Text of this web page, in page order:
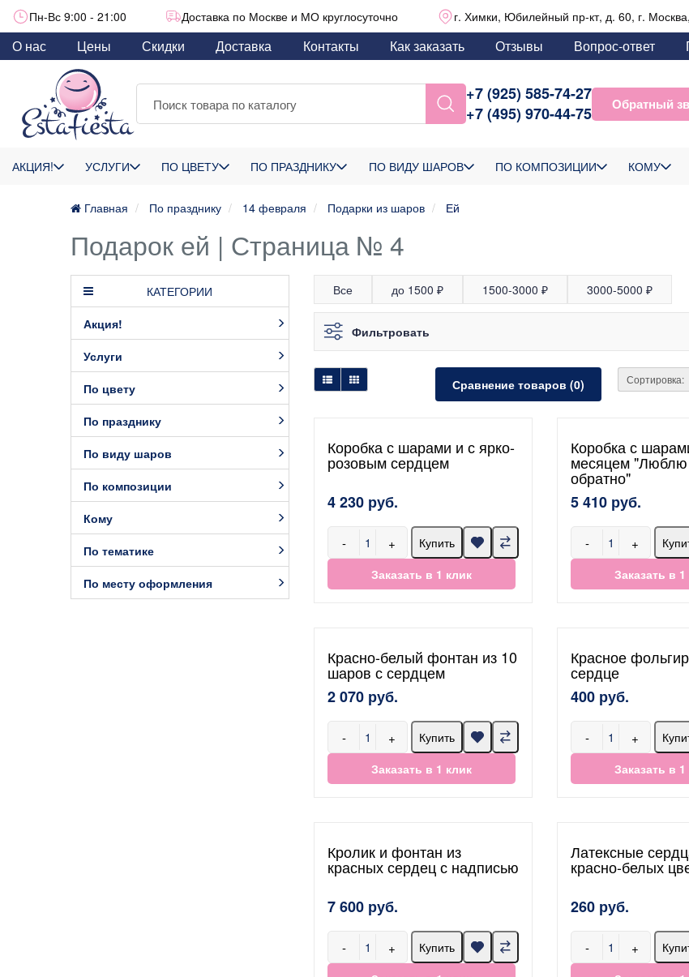
Пн-Вс 9:00 - 21:00 Доставка по Москве и МО круглосуточно г. Химки, Юбилейный пр-кт, д. 60, г.
О нас Цены Скидки Доставка Контакты Как заказать Отзывы Вопрос-ответ
+7 (925) 585-74-27
+7 (495) 970-44-75
Обратный
АКЦИЯ! УСЛУГИ ПО ЦВЕТУ ПО ПРАЗДНИКУ ПО ВИДУ ШАРОВ ПО КОМПОЗИЦИИ КОМУ
Главная По празднику 14 февраля Подарки из шаров Ей
Подарок ей | Страница № 4
КАТЕГОРИИ
Акция!
Услуги
По цвету
По празднику
По виду шаров
По композиции
Кому
По тематике
По месту оформления
Все до 1500 ₽ 1500-3000 ₽ 3000-5000 ₽
Фильтровать
Сравнение товаров (0) Сортировка:
Коробка с шарами и с ярко-
розовым сердцем
4 230 руб.
- +
Купить
Заказать в 1 клик
Коробка с
месяцем
обратно"
5 410 руб.
- +
Заказать в 1
Красно-белый фонтан из 10
шаров с сердцем
2 070 руб.
- +
Купить
Заказать в 1 клик
Красное
сердце
400 руб.
- +
Заказать в 1
Кролик и фонтан из
красных сердец с надписью
7 600 руб.
- +
Купить
Латексные
красно-белых
260 руб.
- +